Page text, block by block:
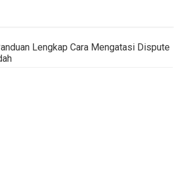
Lengkap Cara Mengatasi Dispute